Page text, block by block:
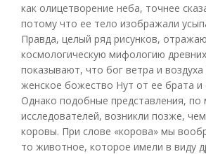
как олицетворение неба, точнее
потому что ее тело изображали
Правда, целый ряд рисунков,
космологическую мифологию
показывают, что бог ветра и
женское божество Нут от ее брата и
Однако подобные представления, по
исследователей, возникли позже,
коровы. При слове «корова» мы
то животное, которое имели в виду